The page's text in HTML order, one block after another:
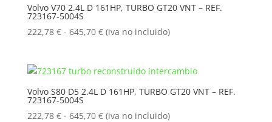
222,78 €
645,70 €
Volvo V70 2.4L D 161HP, TURBO GT20 VNT – REF.
723167-5004S
222,78 € - 645,70 €Rango
desde
222,78 €
645,70 €
(iva no incluido)
Volvo S80 D5 2.4L D 161HP, TURBO GT20 VNT – REF.
723167-5004S
222,78 € - 645,70 €Rango
(iva no incluido)